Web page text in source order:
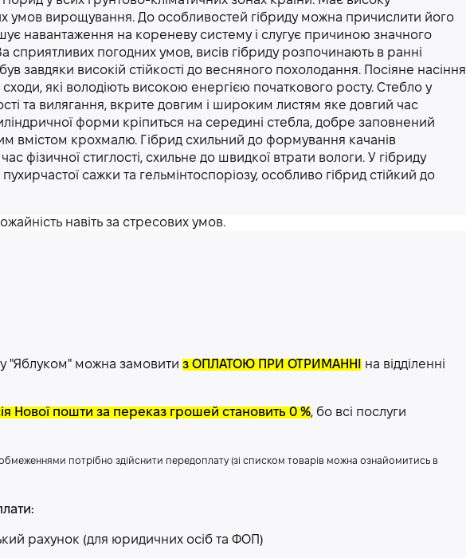
умов вирощування. До особливостей гібриду можна причислити його
навантаження на кореневу систему і слугує причиною значного
сприятливих погодних умов, висів гібриду розпочинають в ранні
завдяки високій стійкості до весняного похолодання. Посіяне насіння
які володіють високою енергією початкового росту. Стебло у
та вилягання, вкрите довгим і широким листям яке довгий час
форми кріпиться на середині стебла, добре заповнений
вмістом крохмалю. Гібрид схильний до формування качанів
фізичної стиглості, схильне до швидкої втрати вологи. У гібриду
пухирчастої сажки та гельмінтоспоріозу, особливо гібрид стійкий до
навіть за стресових умов.
"Яблуком" можна замовити з ОПЛАТОЮ ПРИ ОТРИМАННІ
на відділенні
Нової пошти за переказ грошей становить 0 %, бо всі послуги
обмеженнями потрібно здійснити передоплату (зі списком товарів можна ознайомитись в
рахунок (для юридичних осіб та ФОП)